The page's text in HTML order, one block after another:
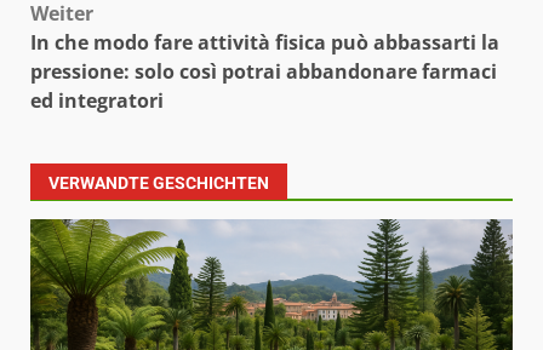
Weiter
In che modo fare attività fisica può abbassarti la
pressione: solo così potrai abbandonare farmaci
ed integratori
VERWANDTE GESCHICHTEN